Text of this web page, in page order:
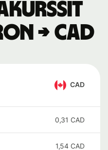
→ CAD
CAD
0,31 CAD
1,54 CAD